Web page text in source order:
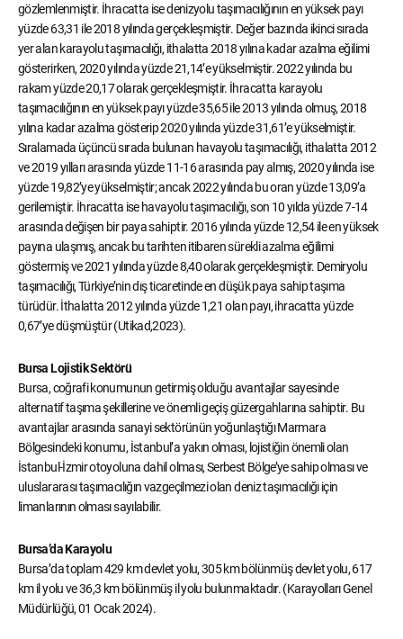
gözlemlenmiştir. İhracatta ise denizyolu taşımacılığının en yüksek payı
yüzde 63,31 ile 2018 yılında gerçekleşmiştir. Değer bazında ikinci sırada
yer alan karayolu taşımacılığı, ithalatta 2018 yılına kadar azalma eğilimi
gösterirken, 2020 yılında yüzde 21,14’e yükselmiştir. 2022 yılında bu
rakam yüzde 20,17 olarak gerçekleşmiştir. İhracatta karayolu
taşımacılığının en yüksek payı yüzde 35,65 ile 2013 yılında olmuş, 2018
yılına kadar azalma gösterip 2020 yılında yüzde 31,61’e yükselmiştir.
Sıralamada üçüncü sırada bulunan havayolu taşımacılığı, ithalatta 2012
ve 2019 yılları arasında yüzde 11-16 arasında pay almış, 2020 yılında ise
yüzde 19,82’ye yükselmiştir; ancak 2022 yılında bu oran yüzde 13,09’a
gerilemiştir. İhracatta ise havayolu taşımacılığı, son 10 yılda yüzde 7-14
arasında değişen bir paya sahiptir. 2016 yılında yüzde 12,54 ile en yüksek
payına ulaşmış, ancak bu tarihten itibaren sürekli azalma eğilimi
göstermiş ve 2021 yılında yüzde 8,40 olarak gerçekleşmiştir. Demiryolu
taşımacılığı, Türkiye’nin dış ticaretinde en düşük paya sahip taşıma
türüdür. İthalatta 2012 yılında yüzde 1,21 olan payı, ihracatta yüzde
0,67’ye düşmüştür (Utikad,2023).
Bursa Lojistik Sektörü
Bursa, coğrafi konumunun getirmiş olduğu avantajlar sayesinde
alternatif taşıma şekillerine ve önemli geçiş güzergahlarına sahiptir. Bu
avantajlar arasında sanayi sektörünün yoğunlaştığı Marmara
Bölgesindeki konumu, İstanbul’a yakın olması, lojistiğin önemli olan
İstanbul-İzmir otoyoluna dahil olması, Serbest Bölge’ye sahip olması ve
uluslararası taşımacılığın vazgeçilmezi olan deniz taşımacılığı için
limanlarının olması sayılabilir.
Bursa’da Karayolu
Bursa’da toplam 429 km devlet yolu, 305 km bölünmüş devlet yolu, 617
km il yolu ve 36,3 km bölünmüş il yolu bulunmaktadır. (Karayolları Genel
Müdürlüğü, 01 Ocak 2024).